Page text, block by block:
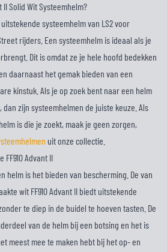
II Solid Wit Systeemhelm?
uitstekende systeemhelm van LS2 voor
rijders. Een systeemhelm is ideaal als je
Dit is omdat ze je hele hoofd bedekken
daarnaast het gemak bieden van een
kinstuk. Als je op zoek bent naar een helm
zijn systeemhelmen de juiste keuze. Als
is die je zoekt, maak je geen zorgen,
uit onze collectie.
Advant II
helm is het bieden van bescherming. De van
wit FF910 Advant II biedt uitstekende
te diep in de buidel te hoeven tasten. De
van de helm bij een botsing en het is
meest mee te maken hebt bij het op- en